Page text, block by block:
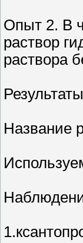
Опыт 2. В
раствор
раствора
Название